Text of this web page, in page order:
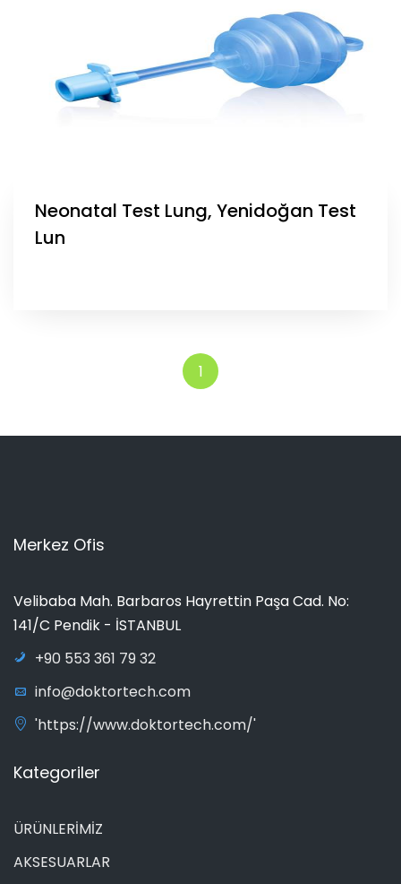
Neonatal Test Lung, Yenidoğan Test
Lun
1
Merkez Ofis
Velibaba Mah. Barbaros Hayrettin Paşa Cad. No:
141/C Pendik - İSTANBUL
+90 553 361 79 32
info@doktortech.com
'https://www.doktortech.com/'
Kategoriler
ÜRÜNLERİMİZ
AKSESUARLAR